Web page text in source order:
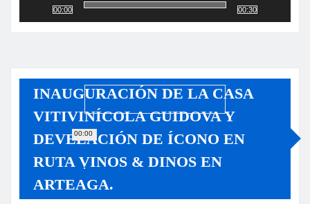
00:00
00:00
00:30
INAUGURACIÓN DE LA CASA
VITIVINÍCOLA GUIDOVA Y
DEVELACIÓN DE ÍCONO EN
RUTA VINOS & DINOS EN
ARTEAGA.